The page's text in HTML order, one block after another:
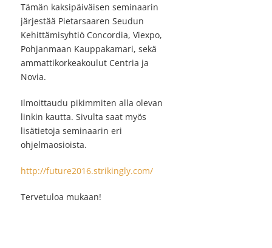
Tämän kaksipäiväisen seminaarin
järjestää Pietarsaaren Seudun
Kehittämisyhtiö Concordia, Viexpo,
Pohjanmaan Kauppakamari, sekä
ammattikorkeakoulut Centria ja
Novia.
Ilmoittaudu pikimmiten alla olevan
linkin kautta. Sivulta saat myös
lisätietoja seminaarin eri
ohjelmaosioista.
http://future2016.strikingly.com/
Tervetuloa mukaan!